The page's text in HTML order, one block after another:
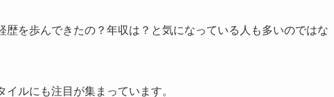
を歩んできたの？年収は？と気になっている人も多いのではな
ルにも注目が集まっています。